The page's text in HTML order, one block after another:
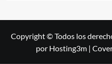
Copyright © Todos los
por Hosting3m |